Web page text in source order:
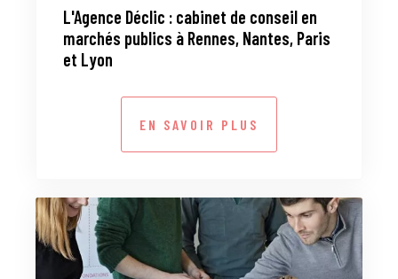
L'Agence Déclic : cabinet de conseil en
marchés publics à Rennes, Nantes, Paris
et Lyon
EN SAVOIR PLUS